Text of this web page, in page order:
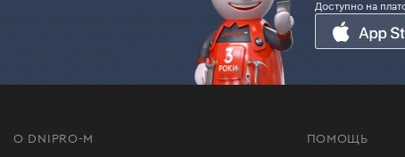
Доступно на
О DNIPRO-M ПОМОЩЬ